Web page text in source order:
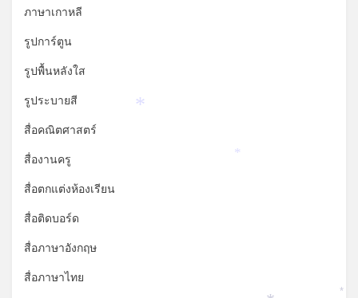
ภาษาเกาหลี
รูปการ์ตูน
รูปพื้นหลังใส
รูประบายสี
สื่อคณิตศาสตร์
สื่องานครู
สื่อตกแต่งห้องเรียน
สื่อติดบอร์ด
สื่อภาษาอังกฤษ
สื่อภาษาไทย